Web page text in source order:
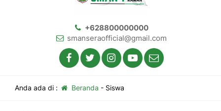
+628800000000
smanseraofficial@gmail.com
Anda ada di : Beranda - Siswa